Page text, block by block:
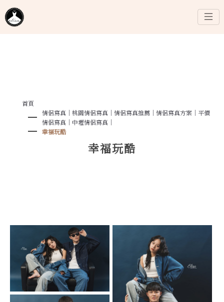
首頁
情侶寫真｜桃園情侶寫真｜情侶寫真推薦｜情侶寫真方案｜平價
情侶寫真｜中壢情侶寫真｜
幸福玩酷
幸福玩酷